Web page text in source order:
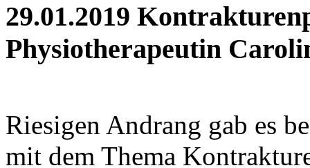
29.01.2019
Physiotherapeutin
Riesigen Andrang gab es
mit dem Thema